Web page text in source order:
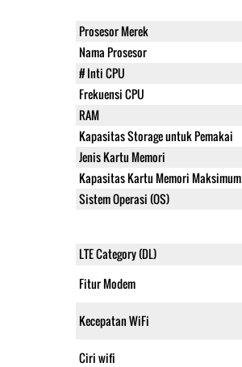
Prosesor Merek
Nama Prosesor
# Inti CPU
Frekuensi CPU
RAM
Kapasitas Storage untuk Pemakai
Jenis Kartu Memori
Kapasitas Kartu Memori Maksimum
Sistem Operasi (OS)
LTE Category (DL)
Fitur Modem
Kecepatan WiFi
Ciri wifi